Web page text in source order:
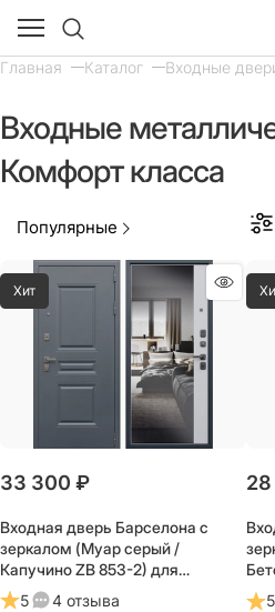
Главная Каталог Входные
Входные
Комфорт класса
Популярные
Хит
33 300 ₽
Входная дверь Барселона с
зеркалом (Муар серый /
Капучино ZB 853-2) для
установки в квартиру
5 4 отзыва 5